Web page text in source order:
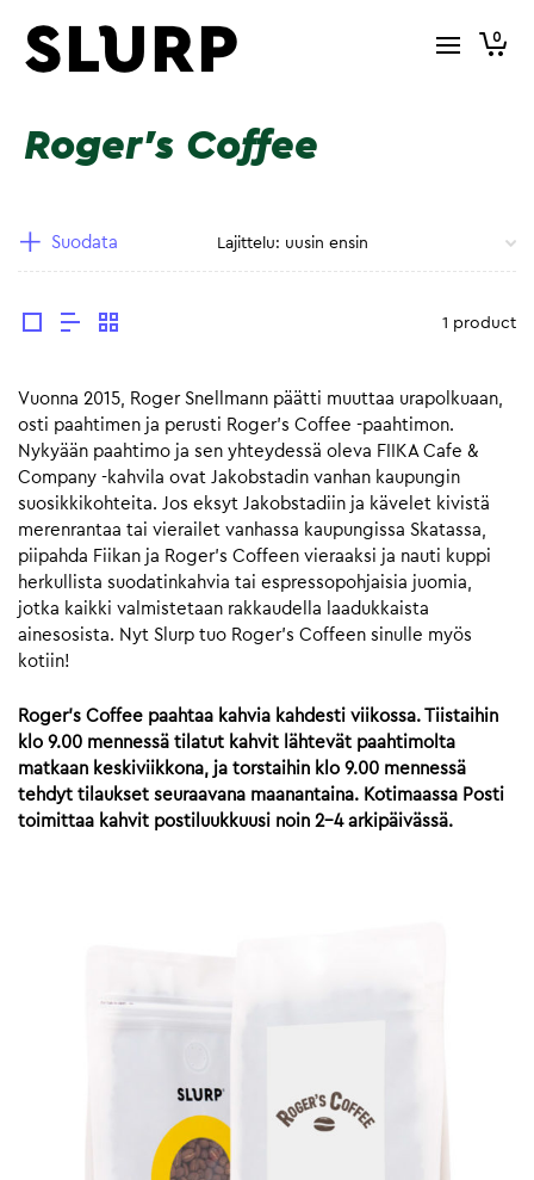
0
Roger's Coffee
Suodata
1 product
Vuonna 2015, Roger Snellmann päätti muuttaa urapolkuaan,
osti paahtimen ja perusti Roger’s Coffee -paahtimon.
Nykyään paahtimo ja sen yhteydessä oleva FIIKA Cafe &
Company -kahvila ovat Jakobstadin vanhan kaupungin
suosikkikohteita. Jos eksyt Jakobstadiin ja kävelet kivistä
merenrantaa tai vierailet vanhassa kaupungissa Skatassa,
piipahda Fiikan ja Roger’s Coffeen vieraaksi ja nauti kuppi
herkullista suodatinkahvia tai espressopohjaisia juomia,
jotka kaikki valmistetaan rakkaudella laadukkaista
ainesosista. Nyt Slurp tuo Roger’s Coffeen sinulle myös
kotiin!
Roger’s Coffee paahtaa kahvia kahdesti viikossa. Tiistaihin
klo 9.00 mennessä tilatut kahvit lähtevät paahtimolta
matkaan keskiviikkona, ja torstaihin klo 9.00 mennessä
tehdyt tilaukset seuraavana maanantaina. Kotimaassa Posti
toimittaa kahvit postiluukkuusi noin 2-4 arkipäivässä.